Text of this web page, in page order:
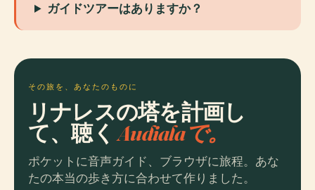
ガイドツアーはありますか？
その旅を、あなたのものに
リナレスの塔を計画し
て、聴くAudialaで。
ポケットに音声ガイド、ブラウザに旅程。あな
たの本当の歩き方に合わせて作りました。